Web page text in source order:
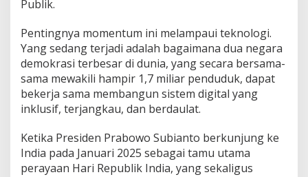
b
u
n
a
n
I
d
i
a
d
Publik.
Pentingnya momentum ini melampaui teknologi.
Yang sedang terjadi adalah bagaimana dua negara
demokrasi terbesar di dunia, yang secara bersama-
sama mewakili hampir 1,7 miliar penduduk, dapat
bekerja sama membangun sistem digital yang
inklusif, terjangkau, dan berdaulat.
Ketika Presiden Prabowo Subianto berkunjung ke
India pada Januari 2025 sebagai tamu utama
perayaan Hari Republik India, yang sekaligus